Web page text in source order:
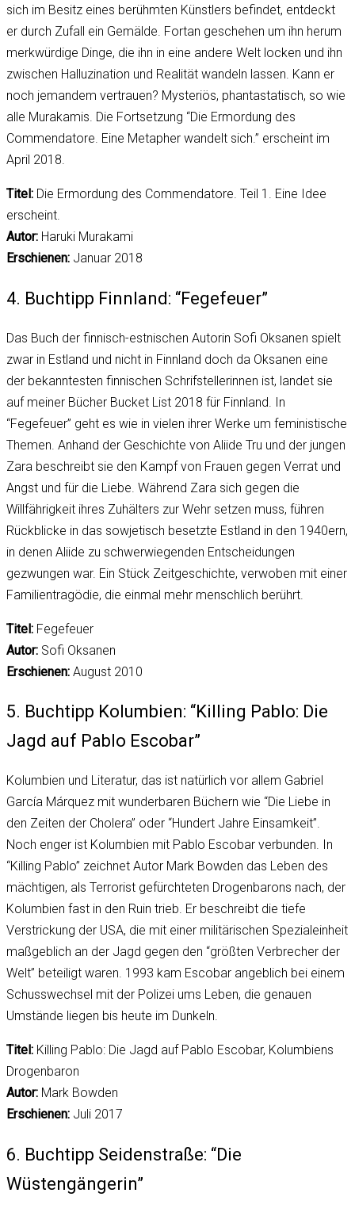
sich im Besitz eines berühmten Künstlers befindet, entdeckt
er durch Zufall ein Gemälde. Fortan geschehen um ihn herum
merkwürdige Dinge, die ihn in eine andere Welt locken und ihn
zwischen Halluzination und Realität wandeln lassen. Kann er
noch jemandem vertrauen? Mysteriös, phantastatisch, so wie
alle Murakamis. Die Fortsetzung “Die Ermordung des
Commendatore. Eine Metapher wandelt sich.” erscheint im
April 2018.
Titel: Die Ermordung des Commendatore. Teil 1. Eine Idee
erscheint.
Autor: Haruki Murakami
Erschienen: Januar 2018
4. Buchtipp Finnland: “Fegefeuer”
Das Buch der finnisch-estnischen Autorin Sofi Oksanen spielt
zwar in Estland und nicht in Finnland doch da Oksanen eine
der bekanntesten finnischen Schrifstellerinnen ist, landet sie
auf meiner Bücher Bucket List 2018 für Finnland. In
“Fegefeuer” geht es wie in vielen ihrer Werke um feministische
Themen. Anhand der Geschichte von Aliide Tru und der jungen
Zara beschreibt sie den Kampf von Frauen gegen Verrat und
Angst und für die Liebe. Während Zara sich gegen die
Willfährigkeit ihres Zuhälters zur Wehr setzen muss, führen
Rückblicke in das sowjetisch besetzte Estland in den 1940ern,
in denen Aliide zu schwerwiegenden Entscheidungen
gezwungen war. Ein Stück Zeitgeschichte, verwoben mit einer
Familientragödie, die einmal mehr menschlich berührt.
Titel: Fegefeuer
Autor: Sofi Oksanen
Erschienen: August 2010
5. Buchtipp Kolumbien: “Killing Pablo: Die
Jagd auf Pablo Escobar”
Kolumbien und Literatur, das ist natürlich vor allem Gabriel
García Márquez mit wunderbaren Büchern wie “Die Liebe in
den Zeiten der Cholera” oder “Hundert Jahre Einsamkeit”.
Noch enger ist Kolumbien mit Pablo Escobar verbunden. In
“Killing Pablo” zeichnet Autor Mark Bowden das Leben des
mächtigen, als Terrorist gefürchteten Drogenbarons nach, der
Kolumbien fast in den Ruin trieb. Er beschreibt die tiefe
Verstrickung der USA, die mit einer militärischen Spezialeinheit
maßgeblich an der Jagd gegen den “größten Verbrecher der
Welt” beteiligt waren. 1993 kam Escobar angeblich bei einem
Schusswechsel mit der Polizei ums Leben, die genauen
Umstände liegen bis heute im Dunkeln.
Titel: Killing Pablo: Die Jagd auf Pablo Escobar, Kolumbiens
Drogenbaron
Autor: Mark Bowden
Erschienen: Juli 2017
6. Buchtipp Seidenstraße: “Die
Wüstengängerin”